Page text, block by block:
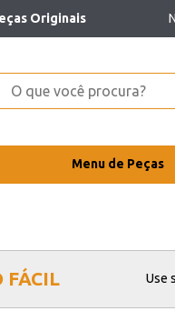
Originais
Menu de Peças
FÁCIL Use